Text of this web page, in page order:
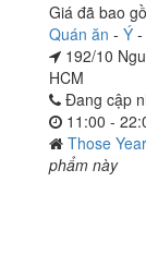
Giá đã bao
Quán ăn - Ý -
192/10
HCM
Đang cập
11:00 -
Those
phẩm này